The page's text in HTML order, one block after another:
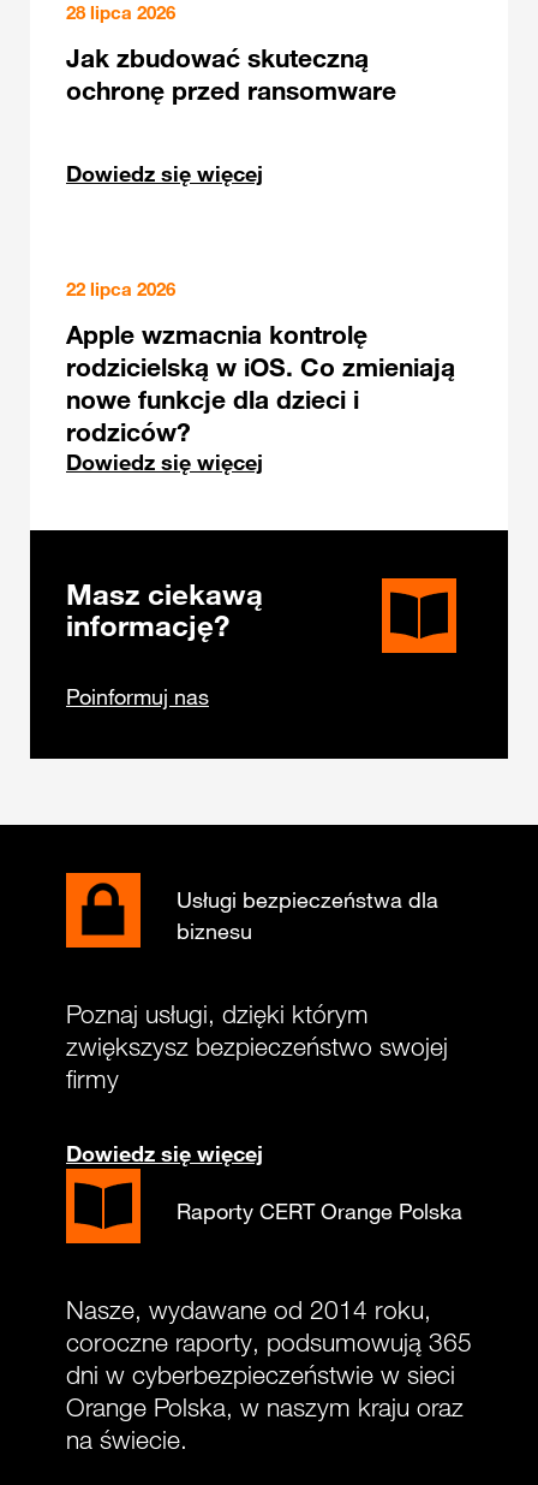
28 lipca 2026
Jak zbudować skuteczną
ochronę przed ransomware
Dowiedz się więcej
22 lipca 2026
Apple wzmacnia kontrolę
rodzicielską w iOS. Co zmieniają
nowe funkcje dla dzieci i
rodziców?
Dowiedz się więcej
Masz ciekawą
informację?
Poinformuj nas
Usługi bezpieczeństwa dla
biznesu
Poznaj usługi, dzięki którym
zwiększysz bezpieczeństwo swojej
firmy
Dowiedz się więcej
Raporty CERT Orange Polska
Nasze, wydawane od 2014 roku,
coroczne raporty, podsumowują 365
dni w cyberbezpieczeństwie w sieci
Orange Polska, w naszym kraju oraz
na świecie.